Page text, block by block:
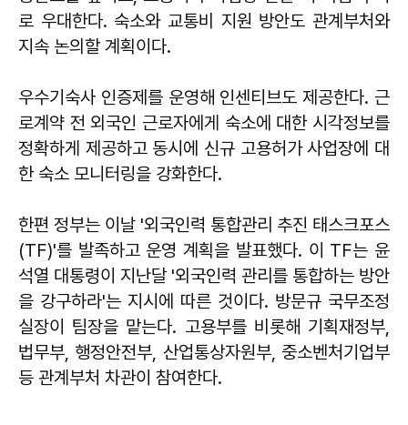
로 우대한다. 숙소와 교통비 지원 방안도 관계부처와
지속 논의할 계획이다.
우수기숙사 인증제를 운영해 인센티브도 제공한다. 근
로계약 전 외국인 근로자에게 숙소에 대한 시각정보를
정확하게 제공하고 동시에 신규 고용허가 사업장에 대
한 숙소 모니터링을 강화한다.
한편 정부는 이날 '외국인력 통합관리 추진 태스크포스
(TF)'를 발족하고 운영 계획을 발표했다. 이 TF는 윤
석열 대통령이 지난달 '외국인력 관리를 통합하는 방안
을 강구하라'는 지시에 따른 것이다. 방문규 국무조정
실장이 팀장을 맡는다. 고용부를 비롯해 기획재정부,
법무부, 행정안전부, 산업통상자원부, 중소벤처기업부
등 관계부처 차관이 참여한다.